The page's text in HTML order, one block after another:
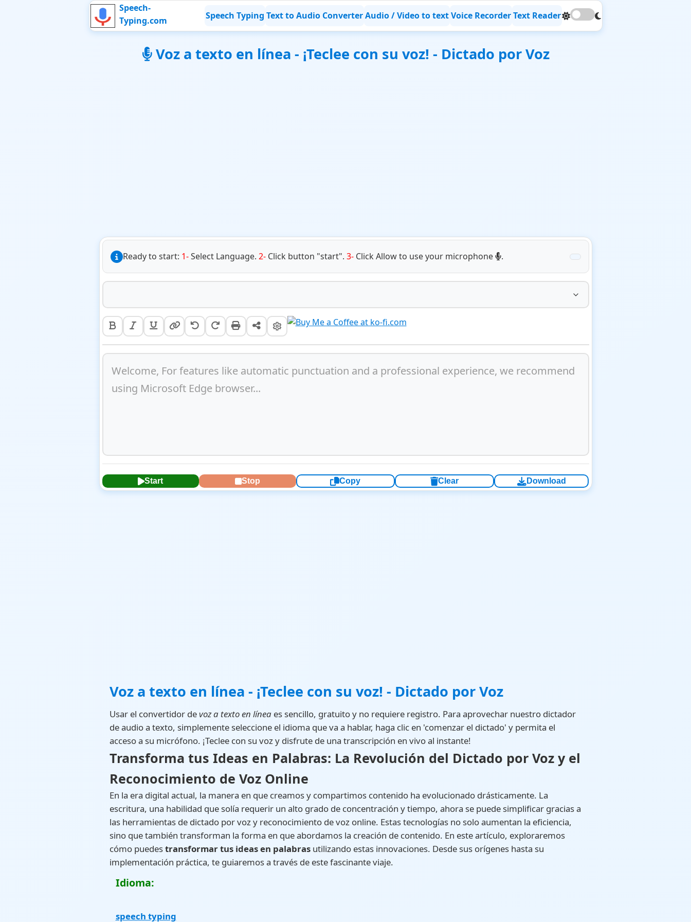
Speech-
Typing.com
Speech Typing Text to Audio Converter Audio / Video to text Voice Recorder Text Reader
Voz a texto en línea - ¡Teclee con su voz! - Dictado por Voz
Ready to start: 1-Select Language. 2-Click button "start". 3-Click Allow to use your microphone .
Start Stop Copy Clear Download
Voz a texto en línea - ¡Teclee con su voz! - Dictado por Voz
Usar el convertidor devoz a texto en líneaes sencillo, gratuito y no requiere registro. Para aprovechar nuestro dictador
de audio a texto, simplemente seleccione el idioma que va a hablar, haga clic en 'comenzar el dictado' y permita el
acceso a su micrófono. ¡Teclee con su voz y disfrute de una transcripción en vivo al instante!
Transforma tus Ideas en Palabras: La Revolución del Dictado por Voz y el
Reconocimiento de Voz Online
En la era digital actual, la manera en que creamos y compartimos contenido ha evolucionado drásticamente. La
escritura, una habilidad que solía requerir un alto grado de concentración y tiempo, ahora se puede simplificar gracias a
las herramientas de dictado por voz y reconocimiento de voz online. Estas tecnologías no solo aumentan la eficiencia,
sino que también transforman la forma en que abordamos la creación de contenido. En este artículo, exploraremos
cómo puedestransformar tus ideas en palabrasutilizando estas innovaciones. Desde sus orígenes hasta su
implementación práctica, te guiaremos a través de este fascinante viaje.
Idioma:
speech typing